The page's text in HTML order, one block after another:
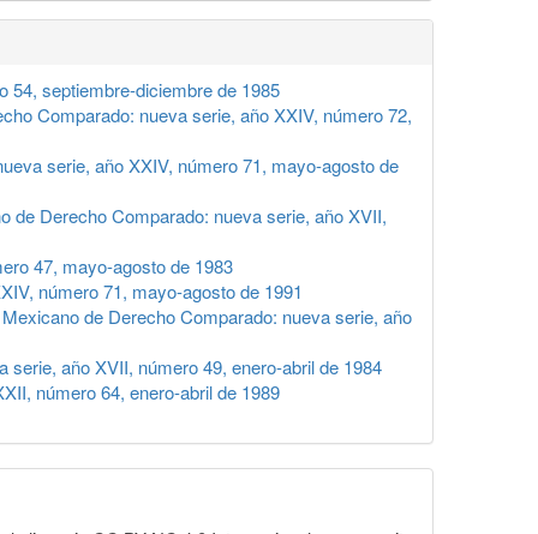
54, septiembre-diciembre de 1985
Comparado: nueva serie, año XXIV, número 72,
serie, año XXIV, número 71, mayo-agosto de
de Derecho Comparado: nueva serie, año XVII,
47, mayo-agosto de 1983
número 71, mayo-agosto de 1991
de Derecho Comparado: nueva serie, año
año XVII, número 49, enero-abril de 1984
número 64, enero-abril de 1989